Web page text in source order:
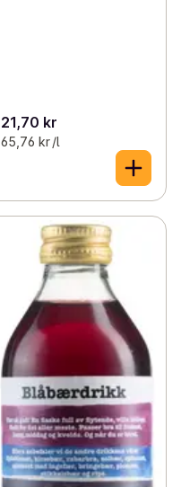
21,70 kr
65,76 kr /l